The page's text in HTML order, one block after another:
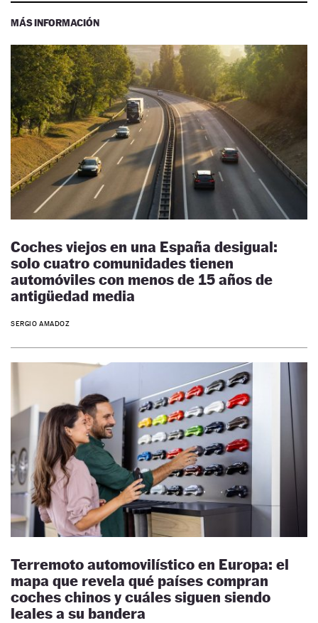
MÁS INFORMACIÓN
Coches viejos en una España desigual:
solo cuatro comunidades tienen
automóviles con menos de 15 años de
antigüedad media
SERGIO AMADOZ
Terremoto automovilístico en Europa: el
mapa que revela qué países compran
coches chinos y cuáles siguen siendo
leales a su bandera